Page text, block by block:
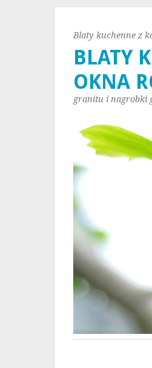
BLATY
OKNA
Blaty kuchenne z
granitu i nagrobki